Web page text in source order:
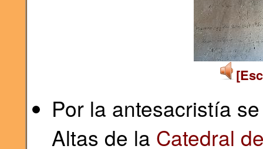
Por la antesacristía
Altas de la Catedral